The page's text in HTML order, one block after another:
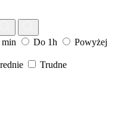
Do 1h
Powyżej
Trudne